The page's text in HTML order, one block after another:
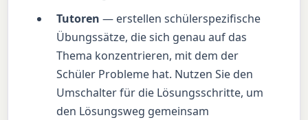
Tutoren — erstellen schülerspezifische
Übungssätze, die sich genau auf das
Thema konzentrieren, mit dem der
Schüler Probleme hat. Nutzen Sie den
Umschalter für die Lösungsschritte, um
den Lösungsweg gemeinsam